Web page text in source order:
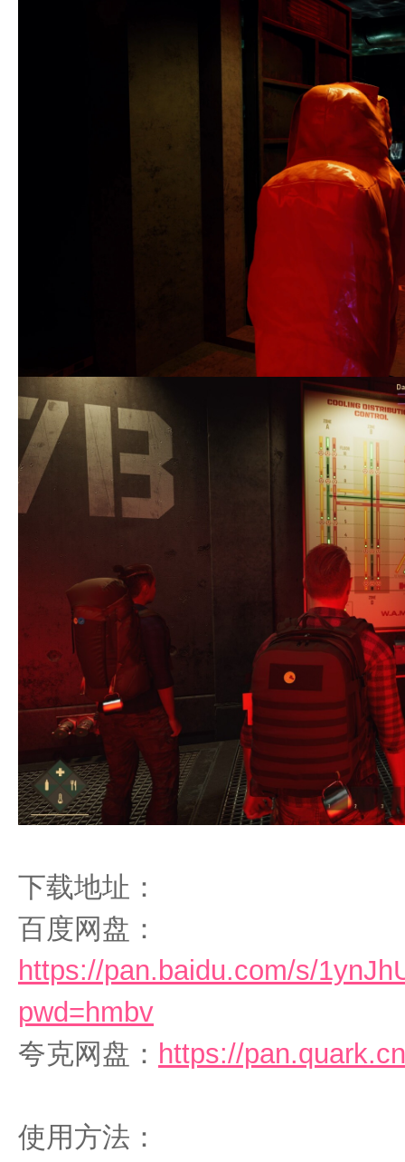
下载地址：
百度网盘：
https://pan.baidu.com/s/
pwd=hmbv
夸克网盘： https://
使用方法：